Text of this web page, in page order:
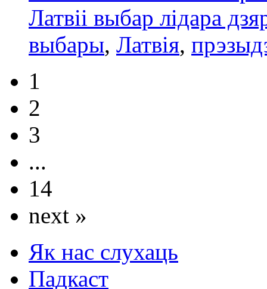
Латвіі выбар лідара
выбары, Латвія,
1
2
3
...
14
next »
Як нас слухаць
Падкаст